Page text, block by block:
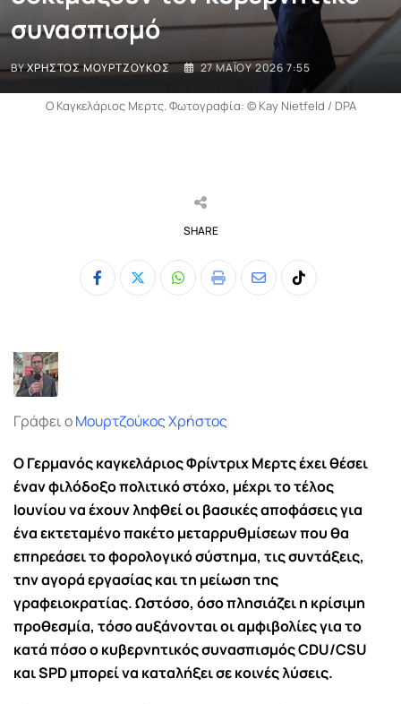
συνασπισμό
BYΧΡΉΣΤΟΣ ΜΟΥΡΤΖΟΎΚΟΣ 27 ΜΑΪ́ΟΥ 2026 7:55
Ο Καγκελάριος Μερτς. Φωτογραφία: © Kay Nietfeld / DPA
SHARE
Whatsapp
Print
ShareTiktok
Γράφει οΜουρτζούκος Χρήστος
Ο Γερμανός καγκελάριοςΦρίντριχ Μερτςέχει θέσει
έναν φιλόδοξο πολιτικό στόχο, μέχρι το τέλος
Ιουνίου να έχουν ληφθεί οι βασικές αποφάσεις για
ένα εκτεταμένο πακέτο μεταρρυθμίσεων που θα
επηρεάσει το φορολογικό σύστημα, τις συντάξεις,
την αγορά εργασίας και τη μείωση της
γραφειοκρατίας. Ωστόσο, όσο πλησιάζει η κρίσιμη
προθεσμία, τόσο αυξάνονται οι αμφιβολίες για το
κατά πόσο ο κυβερνητικός συνασπισμός CDU/CSU
και SPD μπορεί να καταλήξει σε κοινές λύσεις.